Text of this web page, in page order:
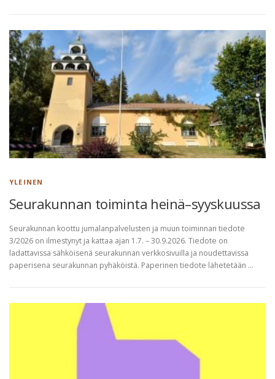
YLEINEN
Seurakunnan toiminta heinä–syyskuussa
Seurakunnan koottu jumalanpalvelusten ja muun toiminnan tiedote
3/2026 on ilmestynyt ja kattaa ajan 1.7. – 30.9.2026. Tiedote on
ladattavissa sähköisenä seurakunnan verkkosivuilla ja noudettavissa
paperisena seurakunnan pyhäköistä. Paperinen tiedote lähetetään …